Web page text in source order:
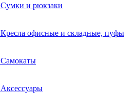
Сумки и рюкзаки
Кресла офисные и складные, пуфы
Самокаты
Аксессуары